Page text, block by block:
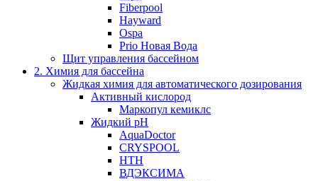
Fiberpool
Hayward
Ospa
Prio Новая Вода
Щит управления бассейном
2. Химия для бассейна
Жидкая химия для автоматического дозирования
Активный кислород
Маркопул кемиклс
Жидкий pH
AquaDoctor
CRYSPOOL
HTH
ВДЭКСИМА